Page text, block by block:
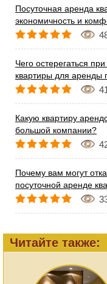
Посуточная аренда
экономичность и
Чего остерегаться
квартиры для аренды
Какую квартиру
большой компании?
Почему вам могут
посуточной аренде
Читайте также: